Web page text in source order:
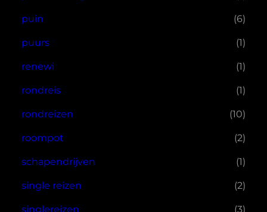
puin (6)
puurs (1)
renewi (1)
rondreis (1)
rondreizen (10)
roompot (2)
schapendrijven (1)
single reizen (2)
singlereizen (3)